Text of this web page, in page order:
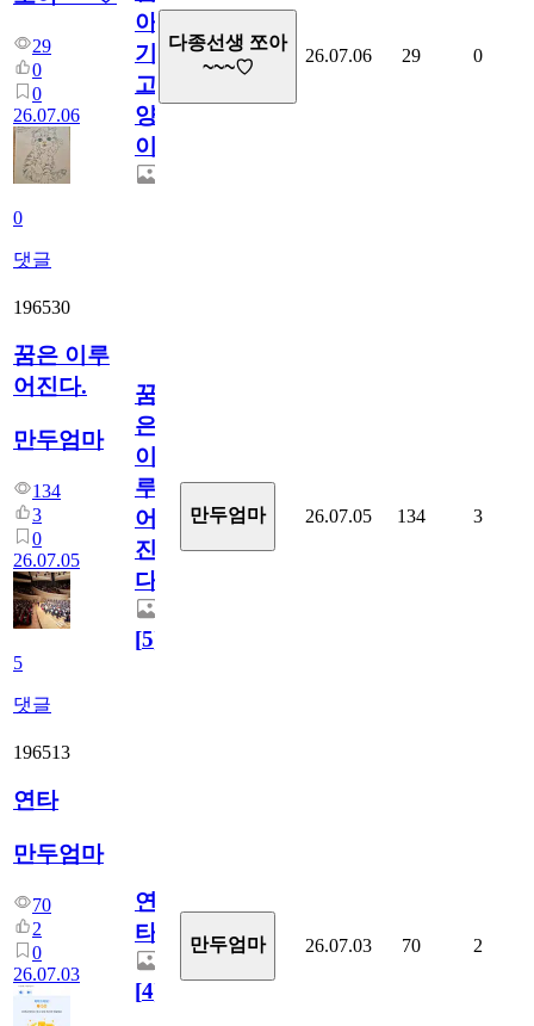
29
0
0
26.07.06
0
댓글
아
기
고
양
이
다종선생 쪼아
~~~♡
26.07.06 29 0
196530
꿈은 이루
어진다.
만두엄마
134
3
0
26.07.05
5
댓글
꿈
은
이
루
어
진
다.
[5]
만두엄마 26.07.05 134 3
196513
연타
만두엄마
70
2
0
26.07.03
연
타
[4]
만두엄마 26.07.03 70 2